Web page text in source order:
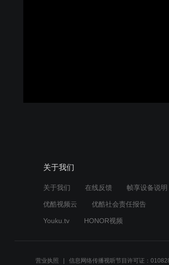
关于我们
关于我们 在线反馈 帧享设备说明
优酷视频云 优酷社会责任报告
Youku.tv HONOR视频
营业执照 信息网络传播视听节目许可证：